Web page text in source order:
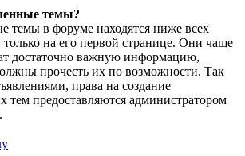
темы?
темы в форуме находятся ниже всех
на его первой странице. Они чаще
достаточно важную информацию,
прочесть их по возможности. Так
права на создание
тем предоставляются администратором